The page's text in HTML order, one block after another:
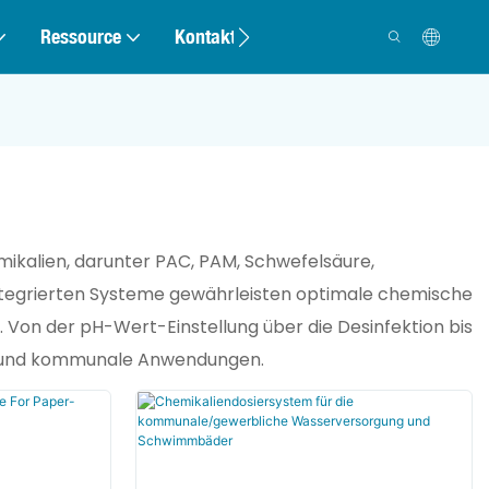
Ressource Kontakt
darunter PAC, PAM, Schwefelsäure,
Systeme gewährleisten optimale chemische
der pH-Wert-Einstellung über die Desinfektion bis
kommunale Anwendungen.